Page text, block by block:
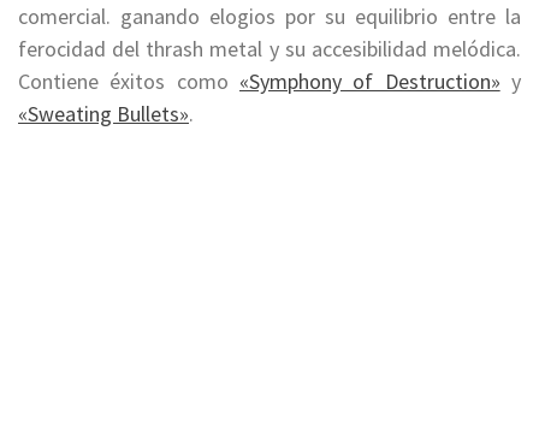
comercial. ganando elogios por su equilibrio entre la
ferocidad del thrash metal y su accesibilidad melódica.
Contiene éxitos como «Symphony of Destruction» y
«Sweating Bullets».